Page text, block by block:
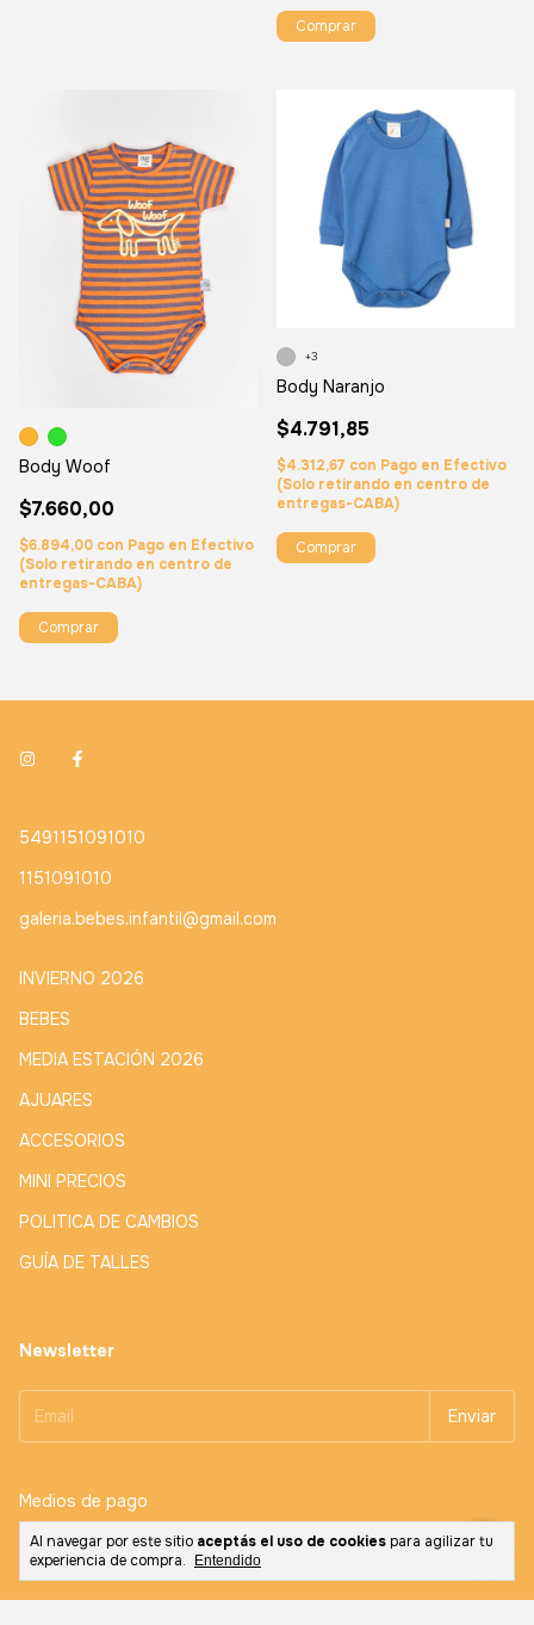
Al navegar por este sitio aceptás el uso de cookies para agilizar tu
experiencia de compra.
Entendido
Comprar
Body Woof
$7.660,00
$6.894,00 con Pago en Efectivo
(Solo retirando en centro de
entregas-CABA)
Comprar
Body Naranjo
$4.791,85
$4.312,67 con Pago en Efectivo
(Solo retirando en centro de
entregas-CABA)
+3
Comprar
5491151091010
1151091010
galeria.bebes.infantil@gmail.com
INVIERNO 2026
BEBES
MEDIA ESTACIÓN 2026
AJUARES
ACCESORIOS
MINI PRECIOS
POLITICA DE CAMBIOS
GUÍA DE TALLES
Newsletter
Medios de pago